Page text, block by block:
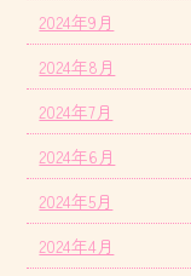
2024年9月
2024年8月
2024年7月
2024年6月
2024年5月
2024年4月